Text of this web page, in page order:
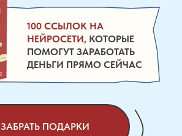
100 ССЫЛОК НА
НЕЙРОСЕТИ, КОТОРЫЕ
ПОМОГУТ ЗАРАБОТАТЬ
ДЕНЬГИ ПРЯМО СЕЙЧАC
ЗАБРАТЬ ПОДАРКИ